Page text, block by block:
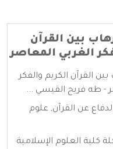
بين القرآن
الغربي المعاصر
القرآن الكريم والفكر
- طه فريح القيسي ...
عن القرآن, علوم
كلية العلوم الإسلامية